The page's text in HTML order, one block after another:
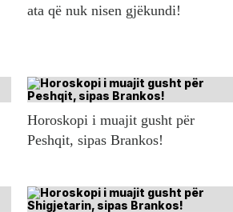
ata që nuk nisen gjëkundi!
Horoskopi i muajit gusht për
Peshqit, sipas Brankos!